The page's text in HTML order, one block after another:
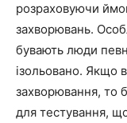
розраховуючи
захворювань.
бувають люди
ізольовано. Якщо в
захворювання, то
для тестування,